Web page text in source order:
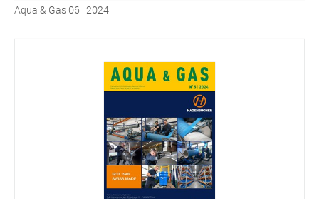
Aqua & Gas 06 | 2024